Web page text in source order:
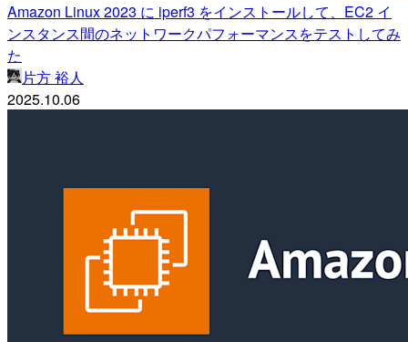
Amazon Linux 2023 に iperf3 をインストールして、EC2 イ
ンスタンス間のネットワークパフォーマンスをテストしてみ
た
片方 裕人
2025.10.06